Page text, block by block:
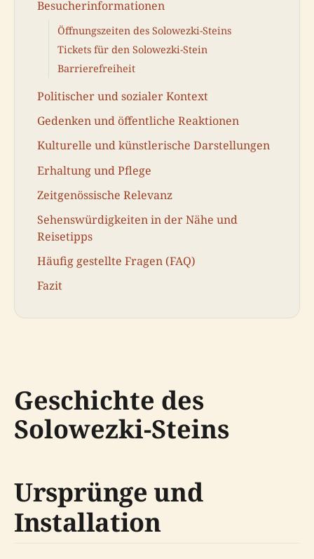
Besucherinformationen
Öffnungszeiten des Solowezki-Steins
Tickets für den Solowezki-Stein
Barrierefreiheit
Politischer und sozialer Kontext
Gedenken und öffentliche Reaktionen
Kulturelle und künstlerische Darstellungen
Erhaltung und Pflege
Zeitgenössische Relevanz
Sehenswürdigkeiten in der Nähe und
Reisetipps
Häufig gestellte Fragen (FAQ)
Fazit
Geschichte des
Solowezki-Steins
Ursprünge und
Installation